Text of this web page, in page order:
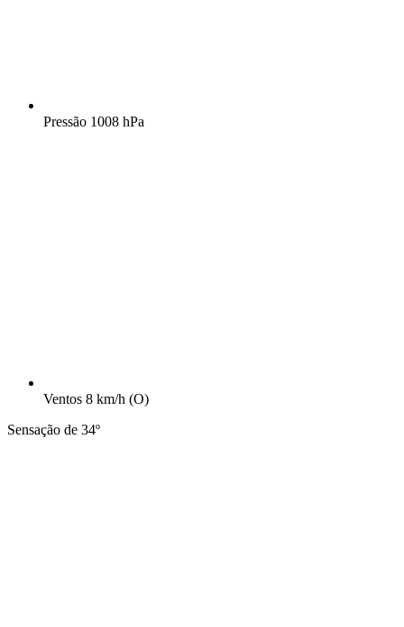
Pressão 1008 hPa
Ventos 8 km/h (O)
Sensação de 34º